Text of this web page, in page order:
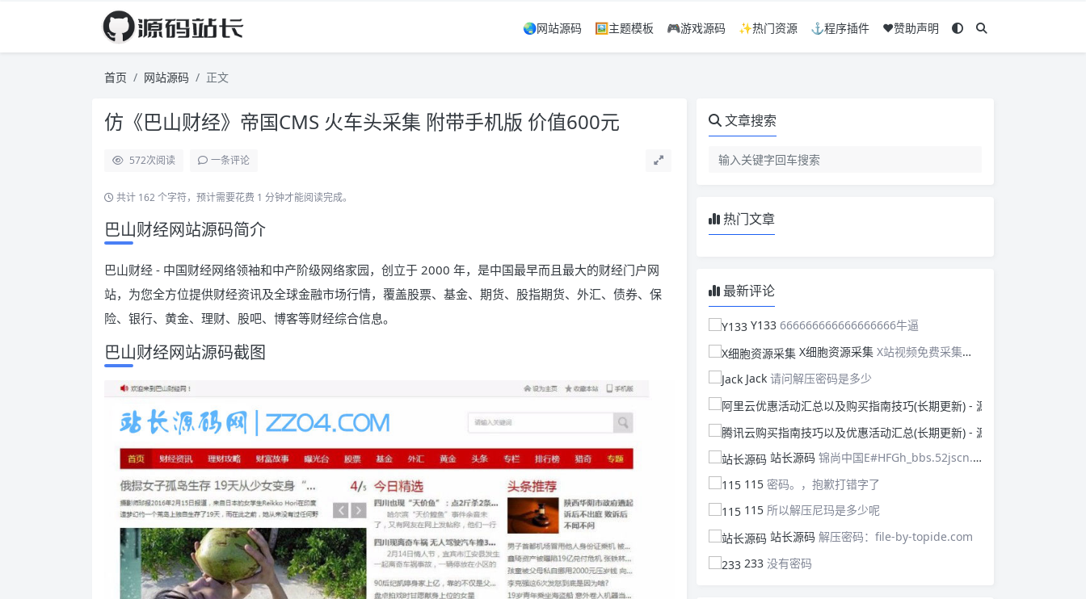
🌏网站源码 🖼️主题模板 🎮游戏源码 ✨热门资源 ⚓程序插件 ❤️赞助声明
首页 网站源码 正文
仿《巴山财经》帝国CMS 火车头采集 附带手机版 价值600元
572次阅读 一条评论
共计 162 个字符，预计需要花费 1 分钟才能阅读完成。
巴山财经网站源码简介
巴山财经 - 中国财经网络领袖和中产阶级网络家园，创立于 2000 年，是中国最早而且最大的财经门户网
站，为您全方位提供财经资讯及全球金融市场行情，覆盖股票、基金、期货、股指期货、外汇、债券、保
险、银行、黄金、理财、股吧、博客等财经综合信息。
巴山财经网站源码截图
文章搜索
热门文章
最新评论
Y133 666666666666666666牛逼
X细胞资源采集 X站视频免费采集，可以适配此CMS，含免费模板。有需要的站长可以看看xxibaozyw.com
Jack 请问解压密码是多少
站长源码 锦尚中国E#HFGh_bbs.52jscn.comEYzhibo8
115 密码。，抱歉打错字了
115 所以解压尼玛是多少呢
站长源码 解压密码：file-by-topide.com
233 没有密码